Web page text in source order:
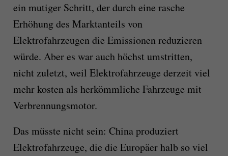
ein mutiger Schritt, der durch eine rasche
Erhöhung des Marktanteils von
Elektrofahrzeugen die Emissionen reduzieren
würde. Aber es war auch höchst umstritten,
nicht zuletzt, weil Elektrofahrzeuge derzeit viel
mehr kosten als herkömmliche Fahrzeuge mit
Verbrennungsmotor.
Das müsste nicht sein: China produziert
Elektrofahrzeuge, die die Europäer halb so viel